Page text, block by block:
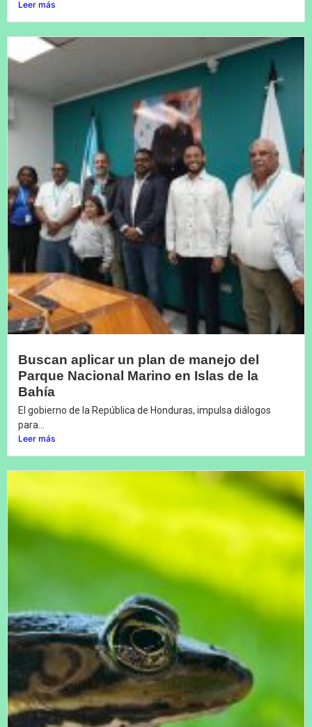
Leer más
Buscan aplicar un plan de manejo del
Parque Nacional Marino en Islas de la
Bahía
El gobierno de la República de Honduras, impulsa diálogos
para...
Leer más